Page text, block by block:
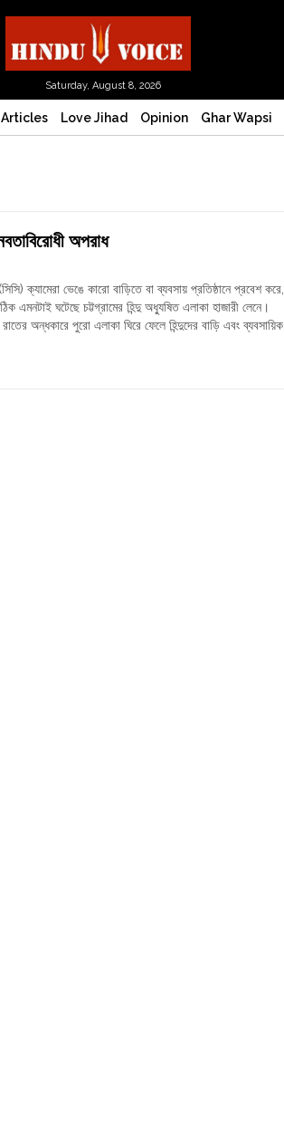
Saturday, August 8, 2026
Articles Love Jihad Opinion Ghar Wapsi
অপরাধ
ক্যামেরা ভেঙে কারো বাড়িতে বা ব্যবসায় প্রতিষ্ঠানে প্রবেশ করে,
ঘটেছে চট্টগ্রামের হিন্দু অধ্যুষিত এলাকা হাজারী লেনে।
অন্ধকারে পুরো এলাকা ঘিরে ফেলে হিন্দুদের বাড়ি এবং ব্যবসায়িক